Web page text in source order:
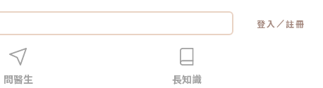
登入 ／註冊
問醫生 長知識